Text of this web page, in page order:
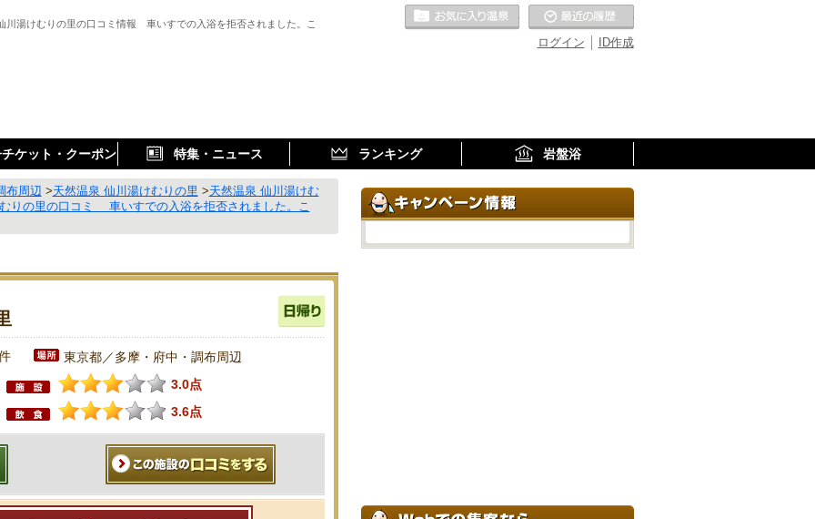
川湯けむりの里の口コミ情報 車いすでの入浴を拒否されました。こ
ID作成
ログイン
お気に入りの温泉
ケット・クーポン 特集・ニュース ランキング 岩盤浴
布周辺 >天然温泉 仙川湯けむりの里 >天然温泉 仙川湯けむ
りの里の口コミ 車いすでの入浴を拒否されました。こ
東京都／多摩・府中・調布周辺
3.0点
3.6点